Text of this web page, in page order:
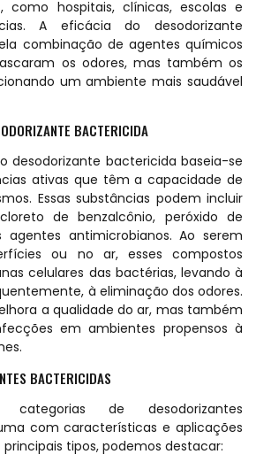
como hospitais, clínicas, escolas e
A eficácia do desodorizante
combinação de agentes químicos
os odores, mas também os
um ambiente mais saudável
BACTERICIDA
desodorizante bactericida baseia-se
ativas que têm a capacidade de
Essas substâncias podem incluir
de benzalcônio, peróxido de
agentes antimicrobianos. Ao serem
ou no ar, esses compostos
celulares das bactérias, levando à
à eliminação dos odores.
a qualidade do ar, mas também
em ambientes propensos à
BACTERICIDAS
categorias de desodorizantes
com características e aplicações
tipos, podemos destacar: